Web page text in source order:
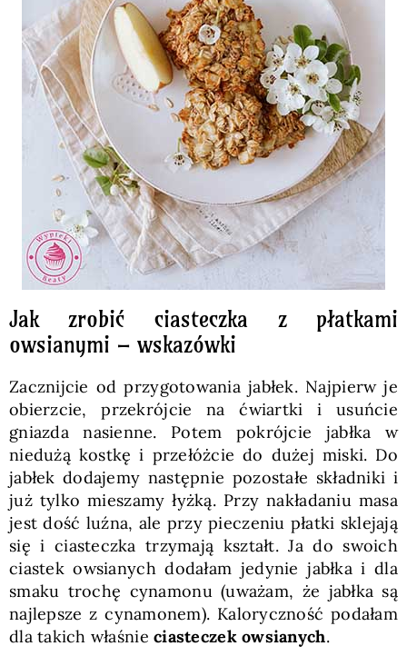
Jak zrobić ciasteczka z płatkami
owsianymi – wskazówki
Zacznijcie od przygotowania jabłek. Najpierw je
obierzcie, przekrójcie na ćwiartki i usuńcie
gniazda nasienne. Potem pokrójcie jabłka w
niedużą kostkę i przełóżcie do dużej miski. Do
jabłek dodajemy następnie pozostałe składniki i
już tylko mieszamy łyżką. Przy nakładaniu masa
jest dość luźna, ale przy pieczeniu płatki sklejają
się i ciasteczka trzymają kształt. Ja do swoich
ciastek owsianych dodałam jedynie jabłka i dla
smaku trochę cynamonu (uważam, że jabłka są
najlepsze z cynamonem). Kaloryczność podałam
dla takich właśnieciasteczek owsianych.